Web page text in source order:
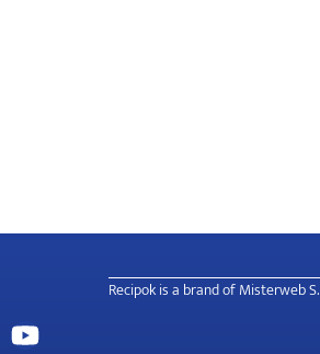
Recipok is a brand of Misterweb